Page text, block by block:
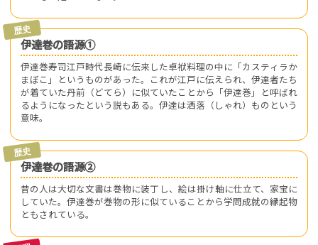
伊達巻の語源①
伊達巻寿司江戸時代長崎に伝来した卓袱料理の中に「カスティラか
まぼこ」というものがあった。これが江戸に伝えられ、伊達者たち
が着ていた丹前（どてら）に似ていたことから「伊達巻」と呼ばれ
るようになったという説もある。伊達は洒落（しゃれ）ものという
意味。
伊達巻の語源②
昔の人は大切な文書は巻物に装丁し、絵は掛け軸に仕立て、家宝に
していた。伊達巻が巻物の形に似ていることから学問成就の縁起物
ともされている。